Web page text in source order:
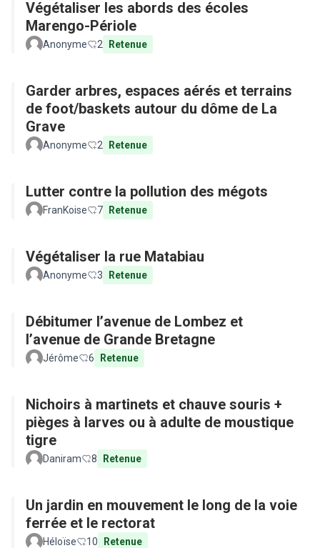
Végétaliser les abords des écoles
Marengo-Périole
Anonyme 2 Retenue
Garder arbres, espaces aérés et terrains
de foot/baskets autour du dôme de La
Grave
Anonyme 2 Retenue
Lutter contre la pollution des mégots
FranKoise 7 Retenue
Végétaliser la rue Matabiau
Anonyme 3 Retenue
Débitumer l’avenue de Lombez et
l’avenue de Grande Bretagne
Jérôme 6 Retenue
Nichoirs à martinets et chauve souris +
pièges à larves ou à adulte de moustique
tigre
Daniram 8 Retenue
Un jardin en mouvement le long de la voie
ferrée et le rectorat
Héloïse 10 Retenue